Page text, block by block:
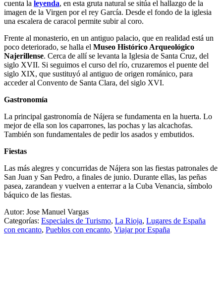
cuenta la leyenda, en esta gruta natural se sitúa el hallazgo de la
imagen de la Virgen por el rey García. Desde el fondo de la iglesia
una escalera de caracol permite subir al coro.
Frente al monasterio, en un antiguo palacio, que en realidad está un
poco deteriorado, se halla el Museo Histórico Arqueológico
Najerillense. Cerca de allí se levanta la Iglesia de Santa Cruz, del
siglo XVII. Si seguimos el curso del río, cruzaremos el puente del
siglo XIX, que sustituyó al antiguo de origen románico, para
acceder al Convento de Santa Clara, del siglo XVI.
Gastronomía
La principal gastronomía de Nájera se fundamenta en la huerta. Lo
mejor de ella son los caparrones, las pochas y las alcachofas.
También son fundamentales de pedir los asados y embutidos.
Fiestas
Las más alegres y concurridas de Nájera son las fiestas patronales de
San Juan y San Pedro, a finales de junio. Durante ellas, las peñas
pasea, zarandean y vuelven a enterrar a la Cuba Venancia, símbolo
báquico de las fiestas.
Autor: Jose Manuel Vargas
Categorías: Especiales de Turismo, La Rioja, Lugares de España
con encanto, Pueblos con encanto, Viajar por España